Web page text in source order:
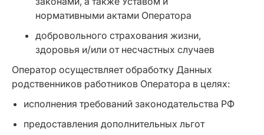
нормативными актами Оператора
добровольного страхования жизни,
здоровья и/или от несчастных случаев
Оператор осуществляет обработку Данных
родственников работников Оператора в целях:
исполнения требований законодательства РФ
предоставления дополнительных льгот